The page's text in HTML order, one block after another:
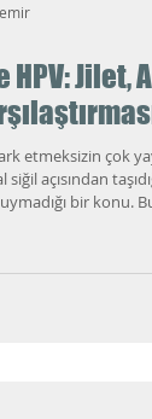
Jilet,
etmeksizin çok
açısından
bir konu. Bu